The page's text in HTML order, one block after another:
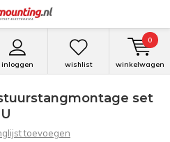
inloggen wishlist winkelwagen
0
set
toevoegen